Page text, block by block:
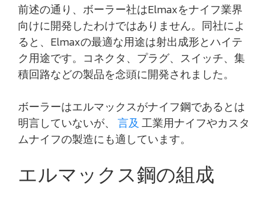
前述の通り、ボーラー社はElmaxをナイフ業界
向けに開発したわけではありません。同社によ
ると、Elmaxの最適な用途は射出成形とハイテ
ク用途です。コネクタ、プラグ、スイッチ、集
積回路などの製品を念頭に開発されました。
ボーラーはエルマックスがナイフ鋼であるとは
明言していないが、 言及工業用ナイフやカスタ
ムナイフの製造にも適しています。
エルマックス鋼の組成